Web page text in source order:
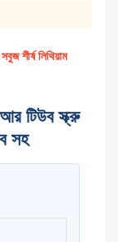
শীর্ষ লিথিয়াম
টিউব স্ক্রু
সহ